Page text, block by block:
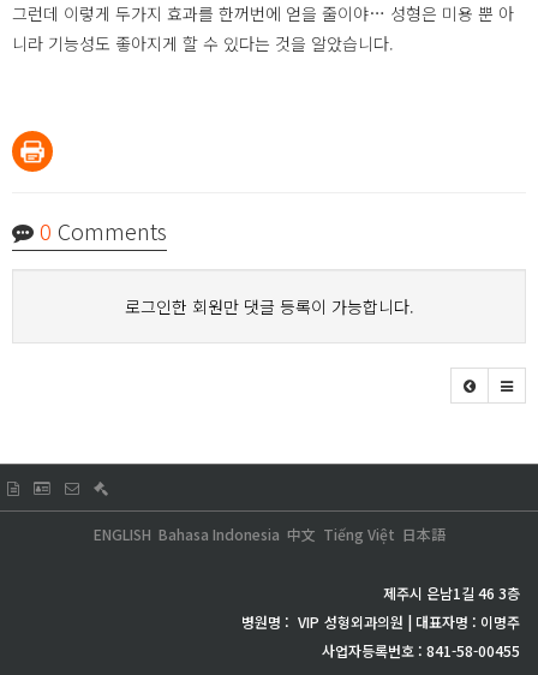
그런데 이렇게 두가지 효과를 한꺼번에 얻을 줄이야… 성형은 미용 뿐 아
니라 기능성도 좋아지게 할 수 있다는 것을 알았습니다.
0 Comments
로그인한 회원만 댓글 등록이 가능합니다.
日本語
Tiếng Việt
中文
Bahasa Indonesia
ENGLISH
제주시 은남1길 46 3층
병원명 : VIP 성형외과의원 | 대표자명 : 이명주
사업자등록번호 : 841-58-00455